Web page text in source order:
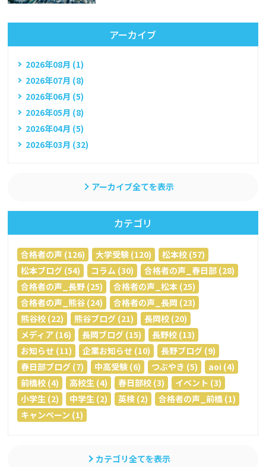
アーカイブ
2026年08月 (1)
2026年07月 (8)
2026年06月 (5)
2026年05月 (8)
2026年04月 (5)
2026年03月 (32)
アーカイブ全てを表示
カテゴリ
合格者の声 (126) 大学受験 (120)
松本校 (57)
松本ブログ (54)
コラム (30)
合格者の声_春日部 (28)
合格者の声_長野 (25)
合格者の声_松本 (25)
合格者の声_熊谷 (24)
合格者の声_長岡 (23)
熊谷校 (22)
熊谷ブログ (21)
長岡校 (20)
メディア (16)
長岡ブログ (15)
長野校 (13)
お知らせ (11)
企業お知らせ (10)
長野ブログ (9)
春日部ブログ (7)
中高受験 (6) つぶやき (5)
aoi (4)
前橋校 (4)
高校生 (4) 春日部校 (3)
イベント (3)
小学生 (2)
中学生 (2) 英検 (2)
合格者の声_前橋 (1)
キャンペーン (1)
カテゴリ全てを表示